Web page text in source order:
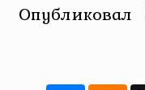
Опубликовал